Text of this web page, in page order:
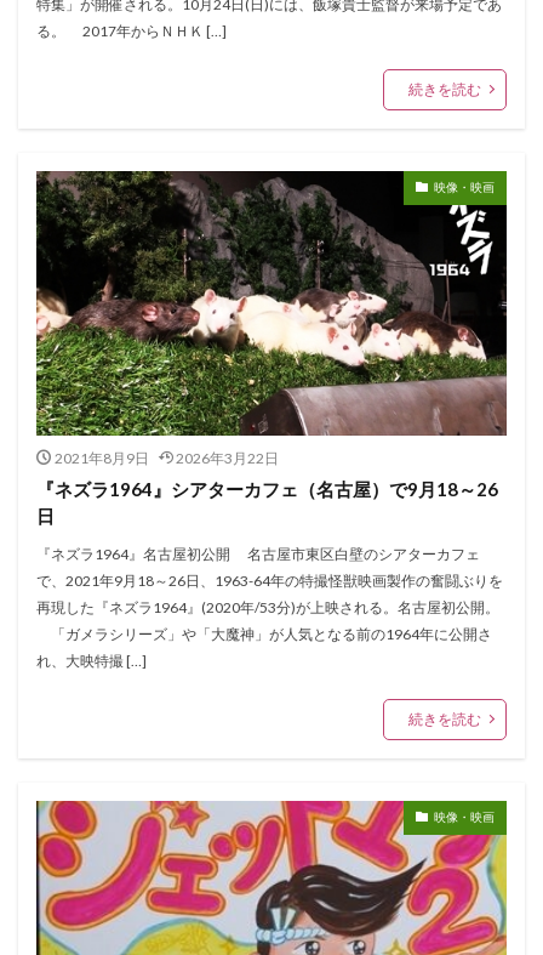
特集」が開催される。10月24日(日)には、飯塚貴士監督が来場予定であ
る。 2017年からＮＨＫ […]
続きを読む
映像・映画
2021年8月9日 2026年3月22日
『ネズラ1964』シアターカフェ（名古屋）で9月18～26
日
『ネズラ1964』名古屋初公開 名古屋市東区白壁のシアターカフェ
で、2021年9月18～26日、1963-64年の特撮怪獣映画製作の奮闘ぶりを
再現した『ネズラ1964』(2020年/53分)が上映される。名古屋初公開。
「ガメラシリーズ」や「大魔神」が人気となる前の1964年に公開さ
れ、大映特撮 […]
続きを読む
映像・映画